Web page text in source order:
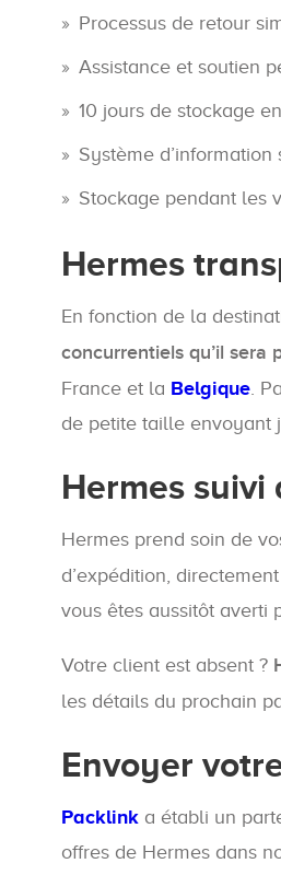
Processus de retour
Assistance et soutien
10 jours de stockage
Système d’information
Stockage pendant les
Hermes
En fonction de la
concurrentiels qu’il sera
France et la Belgique.
de petite taille envoyant
Hermes suivi
Hermes prend soin de
d’expédition,
vous êtes aussitôt averti
Votre client est absent ?
les détails du prochain
Envoyer
Packlink a établi un
offres de Hermes dans